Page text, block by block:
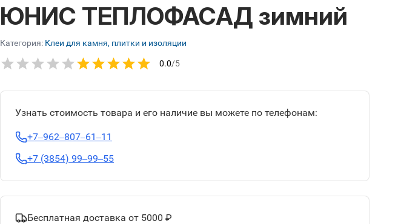
ЮНИС ТЕПЛОФАСАД зимний
Категория: Клеи для камня, плитки и изоляции
0.0/5
Узнать стоимость товара и его наличие вы можете по телефонам:
+7‒962‒807‒61‒11
+7 (3854) 99‒99‒55
Бесплатная доставка от 5000 ₽